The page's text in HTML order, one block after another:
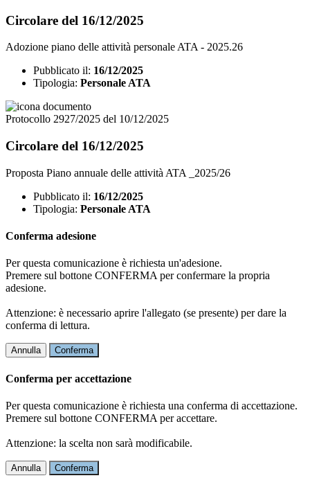
Circolare del 16/12/2025
Adozione piano delle attività personale ATA - 2025.26
Pubblicato il: 16/12/2025
Tipologia: Personale ATA
Protocollo 2927/2025 del 10/12/2025
Circolare del 16/12/2025
Proposta Piano annuale delle attività ATA _2025/26
Pubblicato il: 16/12/2025
Tipologia: Personale ATA
Conferma adesione
Per questa comunicazione è richiesta un'adesione.
Premere sul bottone CONFERMA per confermare la propria
adesione.
Attenzione: è necessario aprire l'allegato (se presente) per dare la
conferma di lettura.
Annulla Conferma
Conferma per accettazione
Per questa comunicazione è richiesta una conferma di accettazione.
Premere sul bottone CONFERMA per accettare.
Attenzione: la scelta non sarà modificabile.
Annulla Conferma